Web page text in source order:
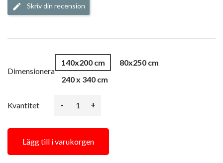
edit Skriv din recension
Dimensionera
140x200 cm
80x250 cm
240 x 340 cm
Kvantitet - +
Lägg till i varukorgen